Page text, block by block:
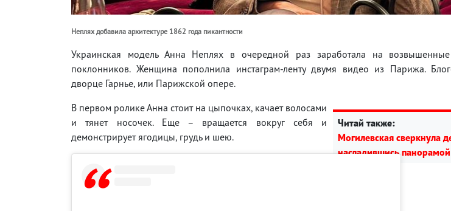
Неплях добавила архитектуре 1862 года пикантности
Украинская модель Анна Неплях в очередной раз заработала на
поклонников. Женщина пополнила инстаграм-ленту двумя видео из Парижа.
дворце Гарнье, или Парижской опере.
Читай также:
Могилевская сверкнула
насладившись
В первом ролике Анна стоит на цыпочках, качает волосами
и тянет носочек. Еще – вращается вокруг себя и
демонстрирует ягодицы, грудь и шею.